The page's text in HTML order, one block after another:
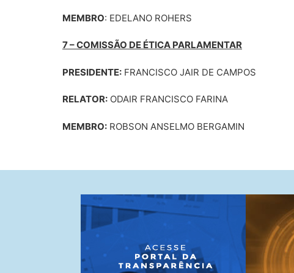
MEMBRO: EDELANO ROHERS
7 – COMISSÃO DE ÉTICA PARLAMENTAR
PRESIDENTE: FRANCISCO JAIR DE CAMPOS
RELATOR: ODAIR FRANCISCO FARINA
MEMBRO: ROBSON ANSELMO BERGAMIN